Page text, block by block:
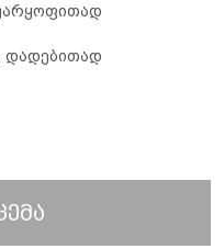
დადებითად